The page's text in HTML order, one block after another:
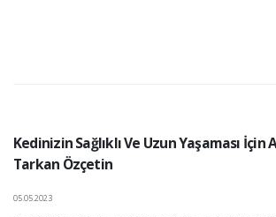
Kedinizin Sağlıklı Ve Uzun Yaşaması İçin
Tarkan Özçetin
05.05.2023